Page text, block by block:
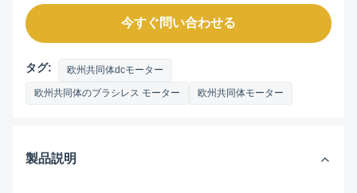
今すぐ問い合わせる
タグ: 欧州共同体dcモーター
欧州共同体のブラシレス モーター 欧州共同体モーター
製品説明